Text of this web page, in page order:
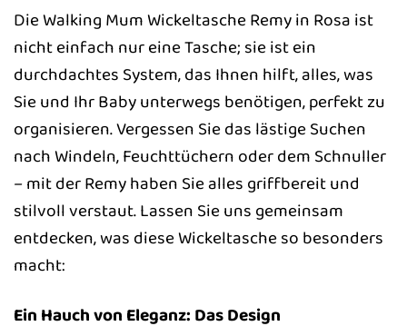
Die Walking Mum Wickeltasche Remy in Rosa ist
nicht einfach nur eine Tasche; sie ist ein
durchdachtes System, das Ihnen hilft, alles, was
Sie und Ihr Baby unterwegs benötigen, perfekt zu
organisieren. Vergessen Sie das lästige Suchen
nach Windeln, Feuchttüchern oder dem Schnuller
– mit der Remy haben Sie alles griffbereit und
stilvoll verstaut. Lassen Sie uns gemeinsam
entdecken, was diese Wickeltasche so besonders
macht:
Ein Hauch von Eleganz: Das Design